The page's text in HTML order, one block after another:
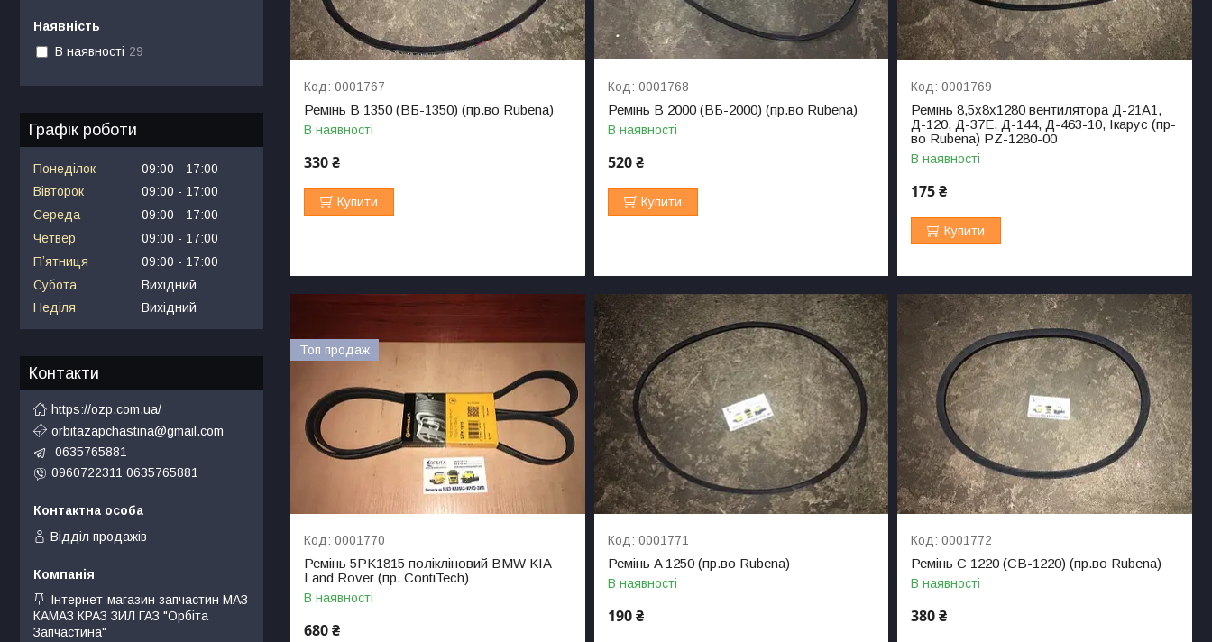
0001767
Ремінь В 1350 (ВБ-1350) (пр.во Rubena)
В наявності
330 ₴
Купити
0001768
Ремінь B 2000 (ВБ-2000) (пр.во Rubena)
В наявності
520 ₴
Купити
0001769
Ремінь 8,5х8х1280 вентилятора Д-21А1,
Д-120, Д-37Е, Д-144, Д-463-10, Ікарус (пр-
во Rubena) PZ-1280-00
В наявності
175 ₴
Купити
Топ продаж
0001770
Ремінь 5PK1815 полікліновий BMW KIA
Land Rover (пр. ContiTech)
В наявності
680 ₴
0001771
Ремінь A 1250 (пр.во Rubena)
В наявності
190 ₴
0001772
Ремінь C 1220 (СВ-1220) (пр.во Rubena)
В наявності
380 ₴
Наявність
В наявності 29
Графік роботи
Понеділок 09:00
17:00
Вівторок
09:00
17:00
Середа
09:00
17:00
Четвер
09:00
17:00
Пʼятниця
09:00
17:00
Субота
Вихідний
Неділя
Вихідний
Контакти
https://ozp.com.ua/
orbitazapchastina@gmail.com
0635765881
0960722311 0635765881
Відділ продажів
Інтернет-магазин запчастин МАЗ
КАМАЗ КРАЗ ЗИЛ ГАЗ "Орбіта
Запчастина"